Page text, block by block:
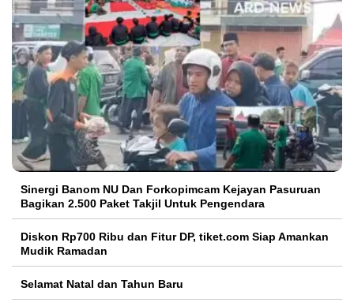
Sinergi Banom NU Dan Forkopimcam Kejayan Pasuruan
Bagikan 2.500 Paket Takjil Untuk Pengendara
Diskon Rp700 Ribu dan Fitur DP, tiket.com Siap Amankan
Mudik Ramadan
Selamat Natal dan Tahun Baru